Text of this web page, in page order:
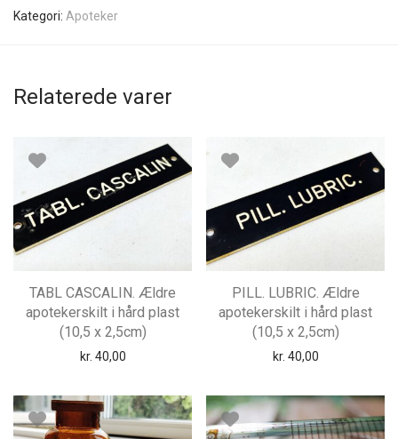
Kategori: Apoteker
Relaterede varer
TABL CASCALIN. Ældre
apotekerskilt i hård plast
(10,5 x 2,5cm)
kr. 40,00
PILL. LUBRIC. Ældre
apotekerskilt i hård plast
(10,5 x 2,5cm)
kr. 40,00